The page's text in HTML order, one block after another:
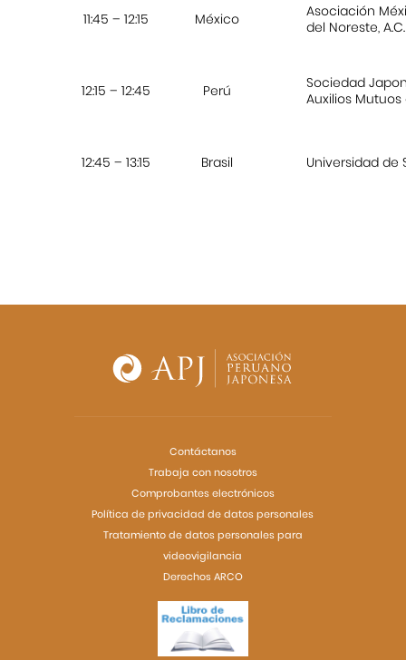
11:45 – 12:15 México
Asociación
del Noreste, A.C.
12:15 – 12:45 Perú
Sociedad
Auxilios
12:45 – 13:15 Brasil Universidad de
Contáctanos
Trabaja con nosotros
Comprobantes electrónicos
Política de privacidad de datos personales
Tratamiento de datos personales para
videovigilancia
Derechos ARCO